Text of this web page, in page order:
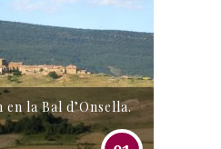
la Bal d’Onsella.